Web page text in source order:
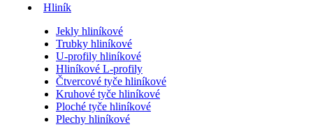
Hliník
Jekly hliníkové
Trubky hliníkové
U-profily hliníkové
Hliníkové L-profily
Čtvercové tyče hliníkové
Kruhové tyče hliníkové
Ploché tyče hliníkové
Plechy hliníkové